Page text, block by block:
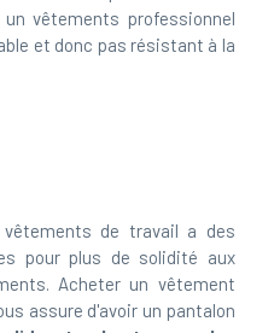
et donc pas résistant à la
pour plus de solidité aux
Acheter un vêtement
assure d'avoir un pantalon
et robuste pour les